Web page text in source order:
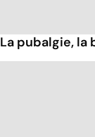
La pubalgie, la